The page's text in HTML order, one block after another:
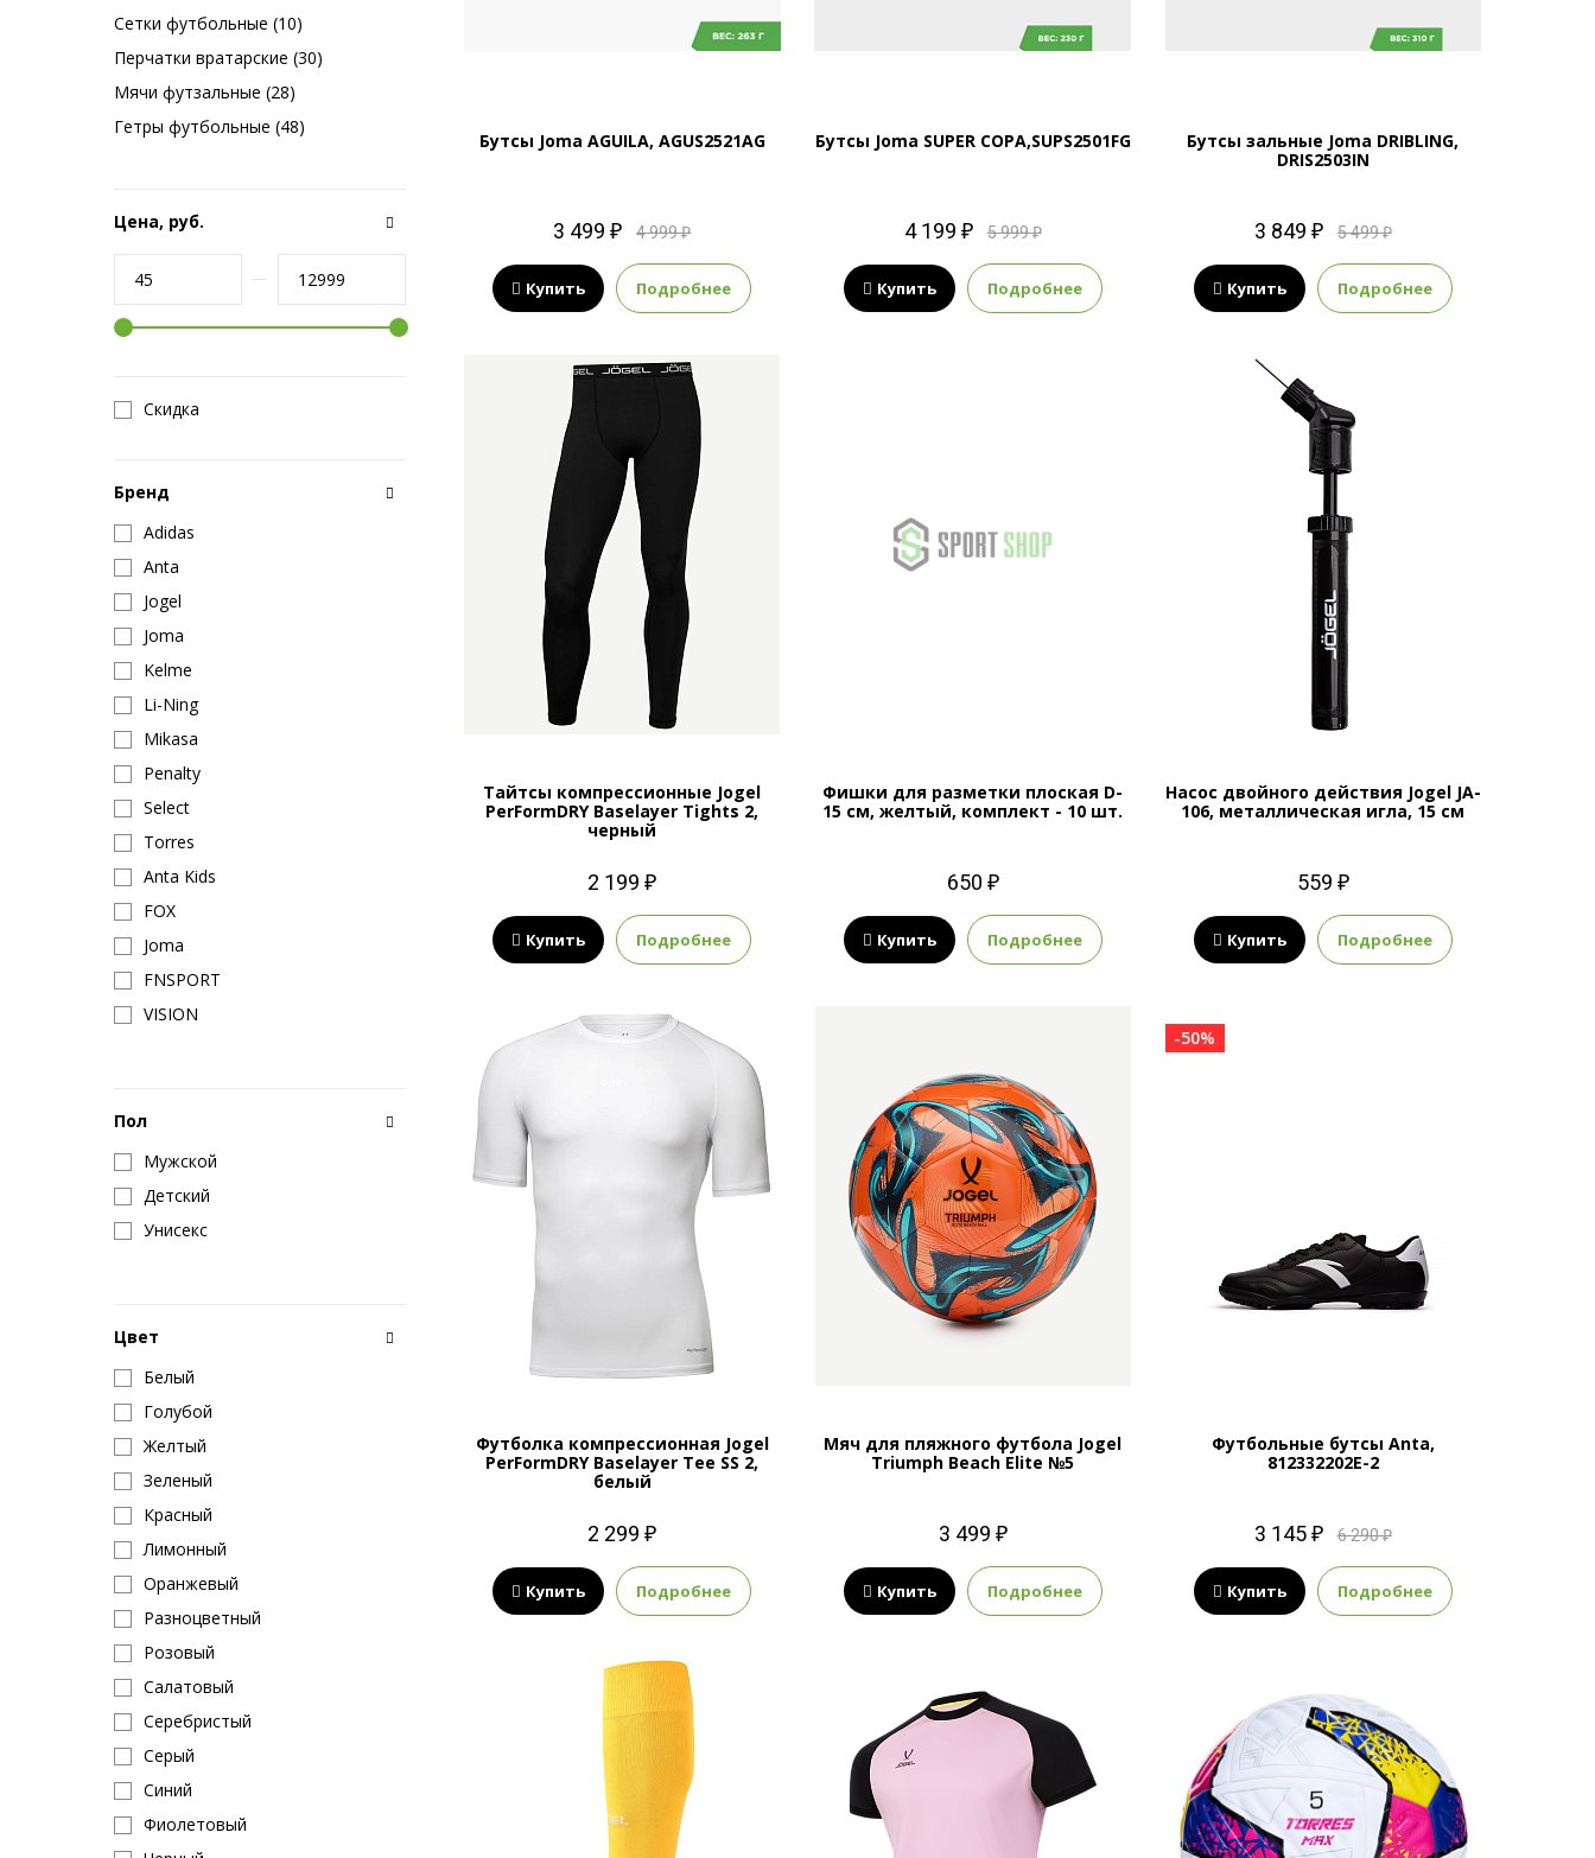
Сетки футбольные (10)
Перчатки вратарские (30)
Мячи футзальные (28)
Гетры футбольные (48)
Цена, руб.
Скидка
Бренд
Adidas
Anta
Jogel
Joma
Kelme
Li-Ning
Mikasa
Penalty
Select
Torres
Anta Kids
FOX
Joma
FNSPORT
VISION
Пол
Мужской
Детский
Унисекс
Цвет
Белый
Голубой
Желтый
Зеленый
Красный
Лимонный
Оранжевый
Разноцветный
Розовый
Салатовый
Серебристый
Серый
Синий
Фиолетовый
Бутсы Joma AGUILA, AGUS2521AG
3 499 ₽ 4 999 ₽
Купить Подробнее
Бутсы Joma SUPER COPA,SUPS2501FG
4 199 ₽ 5 999 ₽
Купить Подробнее
Бутсы зальные Joma DRIBLING,
DRIS2503IN
3 849 ₽ 5 499 ₽
Купить Подробнее
Тайтсы компрессионные Jogel
PerFormDRY Baselayer Tights 2,
черный
2 199 ₽
Купить Подробнее
Фишки для разметки плоская D-
15 см, желтый, комплект - 10 шт.
650 ₽
Купить Подробнее
Насос двойного действия Jogel JA-
106, металлическая игла, 15 см
559 ₽
Купить Подробнее
Футболка компрессионная Jogel
PerFormDRY Baselayer Tee SS 2,
белый
2 299 ₽
Купить Подробнее
Мяч для пляжного футбола Jogel
Triumph Beach Elite №5
3 499 ₽
Купить Подробнее
-50%
Футбольные бутсы Anta,
812332202E-2
3 145 ₽ 6 290 ₽
Купить Подробнее